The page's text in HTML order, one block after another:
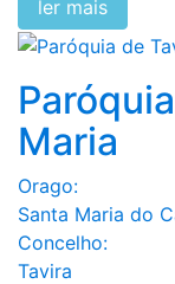
ler mais
Maria
Orago:
Santa Maria do
Concelho:
Tavira